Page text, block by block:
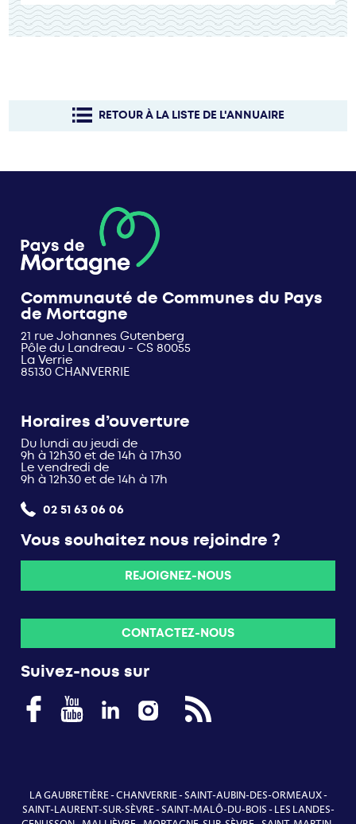
RETOUR À LA LISTE DE L'ANNUAIRE
Communauté de Communes du Pays
de Mortagne
21 rue Johannes Gutenberg
Pôle du Landreau - CS 80055
La Verrie
85130 CHANVERRIE
Horaires d’ouverture
Du lundi au jeudi de
9h à 12h30 et de 14h à 17h30
Le vendredi de
9h à 12h30 et de 14h à 17h
02 51 63 06 06
Vous souhaitez nous rejoindre ?
REJOIGNEZ-NOUS
CONTACTEZ-NOUS
Suivez-nous sur
LA GAUBRETIÈRE-CHANVERRIE-SAINT-AUBIN-DES-ORMEAUX-
SAINT-LAURENT-SUR-SÈVRE-SAINT-MALÔ-DU-BOIS-LES LANDES-